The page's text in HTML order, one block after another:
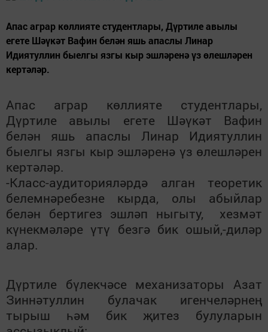
Апас аграр көллияте студентлары, Дүртиле авылы
егете Шәүкәт Вафин белән яшь апаслы Линар
Идиятуллин быелгы язгы кыр эшләренә үз өлешләрен
кертәләр.
Апас аграр көллияте студентлары,
Дүртиле авылы егете Шәүкәт Вафин
белән яшь апаслы Линар Идиятуллин
быелгы язгы кыр эшләренә үз өлешләрен
кертәләр.
-Класс-аудиторияләрдә алган теоретик
белемнәребезне кырда, олы абыйлар
белән бертигез эшләп ныгыту, хезмәт
күнекмәләре үтү безгә бик ошый,-диләр
алар.
Дүртиле бүлекчәсе механизаторы Азат
Зиннәтуллин булачак игенчеләрнең
тырыш һәм бик җитез булуларын